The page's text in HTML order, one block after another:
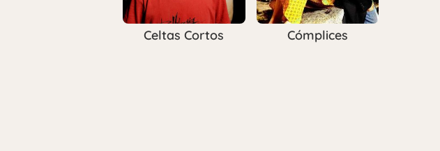
Celtas Cortos Cómplices